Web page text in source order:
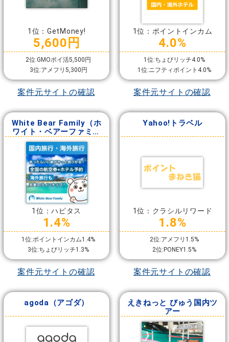
1位：GetMoney!
5,600円
2位:GMOポイ活5,500円
3位:アメフリ5,300円
案件元サイトの確認
1位：ポイントインカム
4.0%
1位:ちょびリッチ4.0%
1位:ニフティポイント4.0%
案件元サイトの確認
White Bear Family（ホ
ワイト・ベアーファミリ
ー）
1位：ハピタス
1.4%
1位:ポイントインカム1.4%
3位:ちょびリッチ1.3%
案件元サイトの確認
Yahoo!トラベル
1位：クラシルリワード
1.8%
2位:アメフリ1.5%
2位:PONEY1.5%
案件元サイトの確認
agoda（アゴダ）
えきねっと びゅう国内ツ
アー